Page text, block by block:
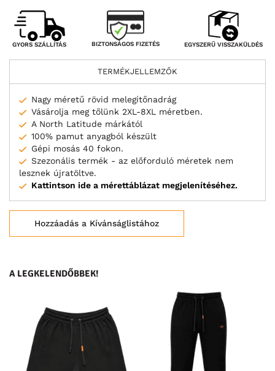
GYORS SZÁLLÍTÁS BIZTONSÁGOS FIZETÉS EGYSZERŰ VISSZAKÜLDÉS
TERMÉKJELLEMZŐK
Nagy méretű rövid melegítőnadrág
Vásárolja meg tőlünk 2XL-8XL méretben.
A North Latitude márkától
100% pamut anyagból készült
Gépi mosás 40 fokon.
Szezonális termék - az előforduló méretek nem
lesznek újratöltve.
Kattintson ide a mérettáblázat megjelenítéséhez.
Hozzáadás a Kívánságlistához
A LEGKELENDŐBBEK!